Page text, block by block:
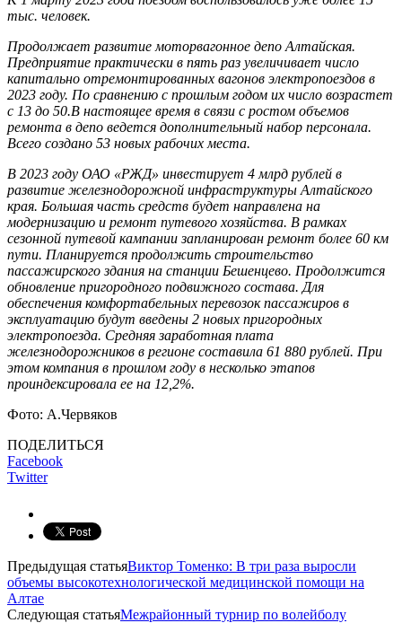
тыс. человек.
Продолжает развитие моторвагонное депо Алтайская.
Предприятие практически в пять раз увеличивает число
капитально отремонтированных вагонов электропоездов в
2023 году. По сравнению с прошлым годом их число возрастет
с 13 до 50.В настоящее время в связи с ростом объемов
ремонта в депо ведется дополнительный набор персонала.
Всего создано 53 новых рабочих места.
В 2023 году ОАО «РЖД» инвестирует 4 млрд рублей в
развитие железнодорожной инфраструктуры Алтайского
края. Большая часть средств будет направлена на
модернизацию и ремонт путевого хозяйства. В рамках
сезонной путевой кампании запланирован ремонт более 60 км
пути. Планируется продолжить строительство
пассажирского здания на станции Бешенцево. Продолжится
обновление пригородного подвижного состава. Для
обеспечения комфортабельных перевозок пассажиров в
эксплуатацию будут введены 2 новых пригородных
электропоезда. Средняя заработная плата
железнодорожников в регионе составила 61 880 рублей. При
этом компания в прошлом году в несколько этапов
проиндексировала ее на 12,2%.
Фото: А.Червяков
ПОДЕЛИТЬСЯ
Facebook
Twitter
Предыдущая статьяВиктор Томенко: В три раза выросли
объемы высокотехнологической медицинской помощи на
Алтае
Следующая статьяМежрайонный турнир по волейболу